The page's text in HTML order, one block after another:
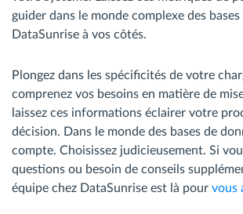
guider dans le monde complexe des
DataSunrise à vos côtés.
Plongez dans les spécificités de votre
comprenez vos besoins en matière de
laissez ces informations éclairer votre
décision. Dans le monde des bases de
compte. Choisissez judicieusement. Si
questions ou besoin de conseils
équipe chez DataSunrise est là pour vous